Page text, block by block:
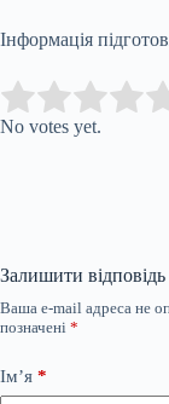
Інформація
Rate this item:
No votes yet.
Залишити відповідь
Ваша e-mail адреса не
позначені *
Ім’я *